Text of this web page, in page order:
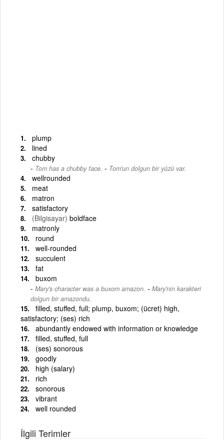
plump
lined
chubby
Tom has a chubby face. - Tom'un dolgun bir yüzü var.
wellrounded
meat
matron
satisfactory
(Bilgisayar) boldface
matronly
round
well-rounded
succulent
fat
buxom
Mary's character was a buxom amazon. - Mary'nin karakteri
dolgun bir amazondu.
filled, stuffed, full; plump, buxom; (ücret) high,
satisfactory; (ses) rich
abundantly endowed with information or knowledge
filled, stuffed, full
(ses) sonorous
goodly
high (salary)
rich
sonorous
vibrant
well rounded
İlgili Terimler